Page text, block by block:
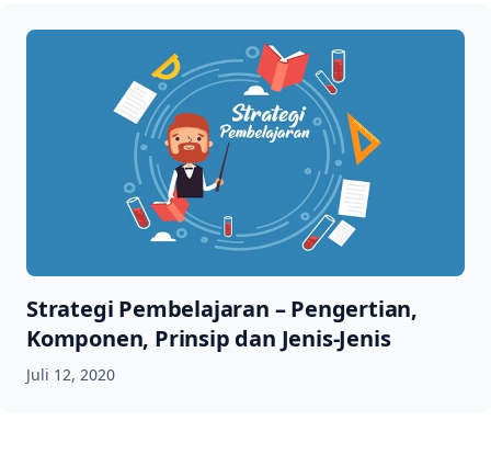
Strategi Pembelajaran – Pengertian,
Komponen, Prinsip dan Jenis-Jenis
Juli 12, 2020